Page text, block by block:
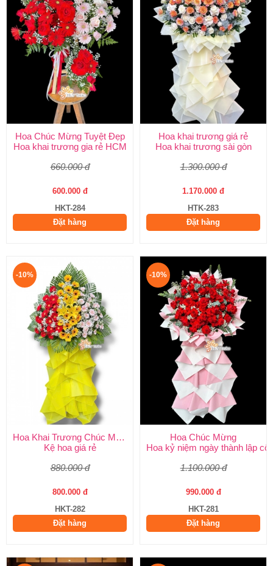
Hoa Chúc Mừng Tuyệt Đẹp
Hoa khai trương gia rẻ HCM
660.000 đ
600.000 đ
HKT-284
Đặt hàng
Hoa khai trương giá rẻ
Hoa khai trương sài gòn
1.300.000 đ
1.170.000 đ
HTK-283
Đặt hàng
-10%
Hoa Khai Trương Chúc Mừng
Kệ hoa giá rẻ
880.000 đ
800.000 đ
HKT-282
Đặt hàng
-10%
Hoa Chúc Mừng
Hoa kỷ niệm ngày thành lập
1.100.000 đ
990.000 đ
HKT-281
Đặt hàng